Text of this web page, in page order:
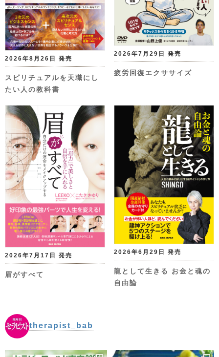
2026年8月26日 発売
スピリチュアルを天職にし
たい人の教科書
2026年7月29日 発売
疲労回復エクササイズ
2026年7月17日 発売
眉がすべて
2026年6月29日 発売
龍として生きる お金と魂の
自由論
therapist_bab